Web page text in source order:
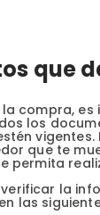
que
compra,
los
vigentes.
que te
permita
la
las